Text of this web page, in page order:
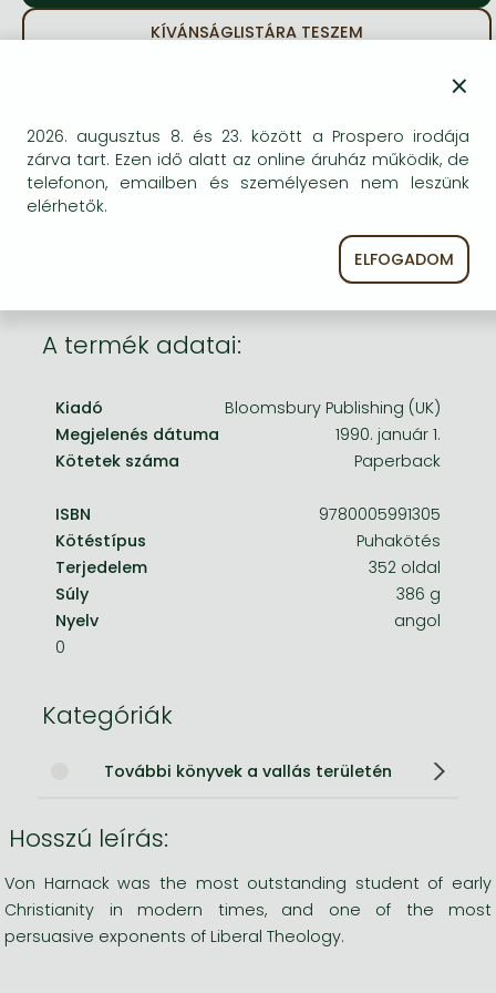
Frieren manga
Bleach manga
KÍVÁNSÁGLISTÁRA TESZEM
Megrendelésre a kiadó utánnyomja a könyvet.
Rendelhető, de a szokásosnál kicsit lassabban
érkezik meg.
A termék adatai:
Kiadó
Bloomsbury Publishing (UK)
Megjelenés dátuma
1990. január 1.
Kötetek száma
Paperback
ISBN
9780005991305
Kötéstípus
Puhakötés
Terjedelem
352 oldal
Súly
386 g
Nyelv
angol
0
Kategóriák
További könyvek a vallás területén
Hosszú leírás:
Von Harnack was the most outstanding student of early
Christianity in modern times, and one of the most
persuasive exponents of Liberal Theology.
×
2026. augusztus 8. és 23. között a Prospero irodája
zárva tart. Ezen idő alatt az online áruház működik, de
telefonon, emailben és személyesen nem leszünk
elérhetők.
ELFOGADOM